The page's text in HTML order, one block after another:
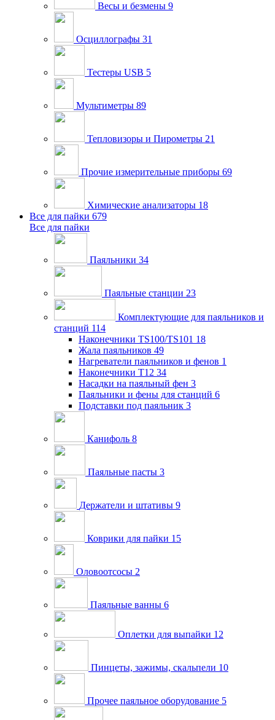
Весы и безмены 9
Осциллографы 31
Тестеры USB 5
Мультиметры 89
Тепловизоры и Пирометры 21
Прочие измерительные приборы 69
Химические анализаторы 18
Все для пайки 679
Все для пайки
Паяльники 34
Паяльные станции 23
Комплектующие для паяльников и
станций 114
Наконечники TS100/TS101 18
Жала паяльников 49
Нагреватели паяльников и фенов 1
Наконечники T12 34
Насадки на паяльный фен 3
Паяльники и фены для станций 6
Подставки под паяльник 3
Канифоль 8
Паяльные пасты 3
Держатели и штативы 9
Коврики для пайки 15
Оловоотсосы 2
Паяльные ванны 6
Оплетки для выпайки 12
Пинцеты, зажимы, скальпели 10
Прочее паяльное оборудование 5